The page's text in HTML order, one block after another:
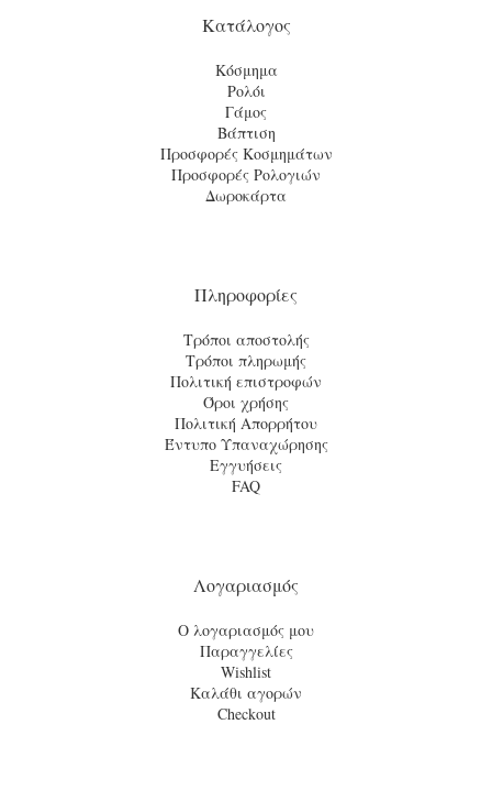
Κατάλογος
Κόσμημα
Ρολόι
Γάμος
Βάπτιση
Προσφορές Κοσμημάτων
Προσφορές Ρολογιών
Δωροκάρτα
Πληροφορίες
Τρόποι αποστολής
Τρόποι πληρωμής
Πολιτική επιστροφών
Όροι χρήσης
Πολιτική Απορρήτου
Έντυπο Υπαναχώρησης
Εγγυήσεις
FAQ
Λογαριασμός
Ο λογαριασμός μου
Παραγγελίες
Wishlist
Καλάθι αγορών
Checkout